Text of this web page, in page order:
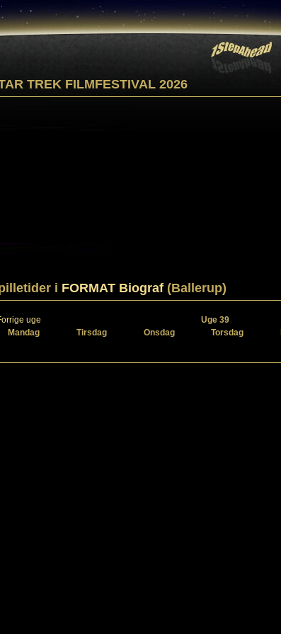
TREK FILMFESTIVAL 2026
i FORMAT Biograf (Ballerup)
uge Uge 39
Mandag
Tirsdag Onsdag Torsdag